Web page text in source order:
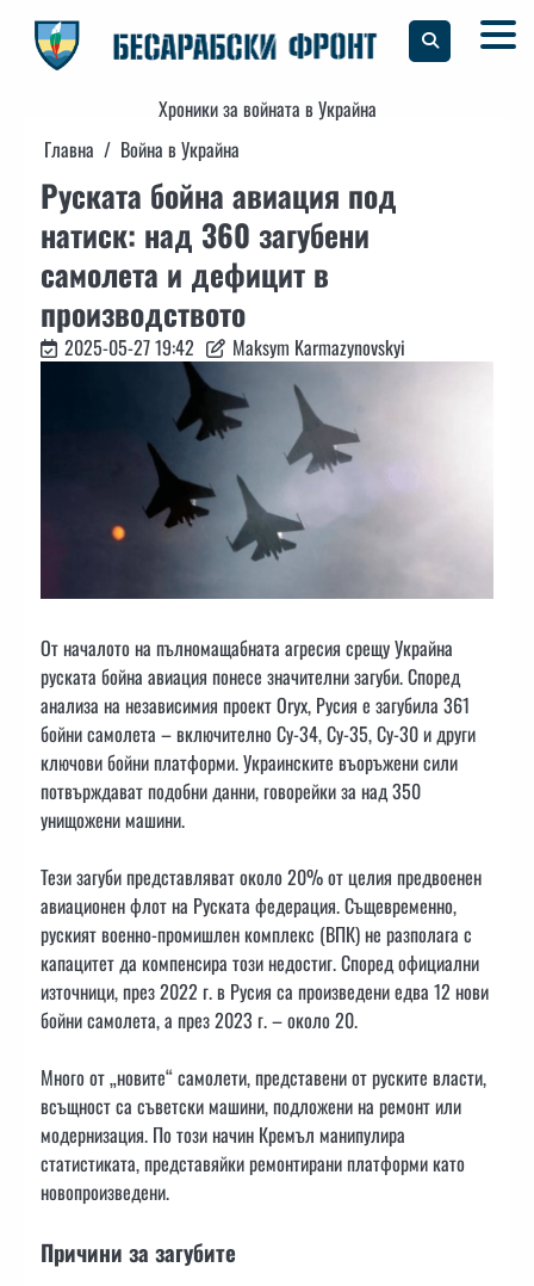
content
Хроники за войната в Украйна
Главна
Война в Украйна
Руската бойна авиация под
натиск: над 360 загубени
самолета и дефицит в
производството
2025-05-27 19:42 Maksym Karmazynovskyi
От началото на пълномащабната агресия срещу Украйна
руската бойна авиация понесе значителни загуби. Според
анализа на независимия проект Oryx, Русия е загубила 361
бойни самолета – включително Су-34, Су-35, Су-30 и други
ключови бойни платформи. Украинските въоръжени сили
потвърждават подобни данни, говорейки за над 350
унищожени машини.
Тези загуби представляват около 20% от целия предвоенен
авиационен флот на Руската федерация. Същевременно,
руският военно-промишлен комплекс (ВПК) не разполага с
капацитет да компенсира този недостиг. Според официални
източници, през 2022 г. в Русия са произведени едва 12 нови
бойни самолета, а през 2023 г. – около 20.
Много от „новите“ самолети, представени от руските власти,
всъщност са съветски машини, подложени на ремонт или
модернизация. По този начин Кремъл манипулира
статистиката, представяйки ремонтирани платформи като
новопроизведени.
Причини за загубите